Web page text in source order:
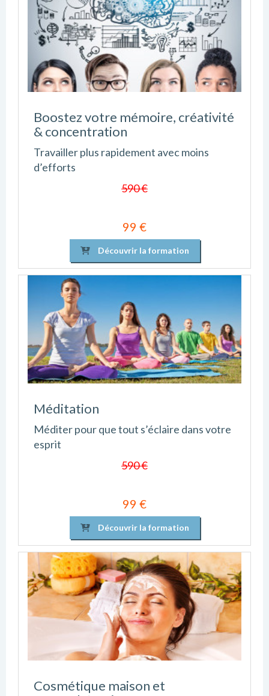
Boostez votre mémoire, créativité
& concentration
Travailler plus rapidement avec moins
d’efforts
590 €
99 €
Découvrir la formation
Méditation
Méditer pour que tout s’éclaire dans votre
esprit
590 €
99 €
Découvrir la formation
Cosmétique maison et